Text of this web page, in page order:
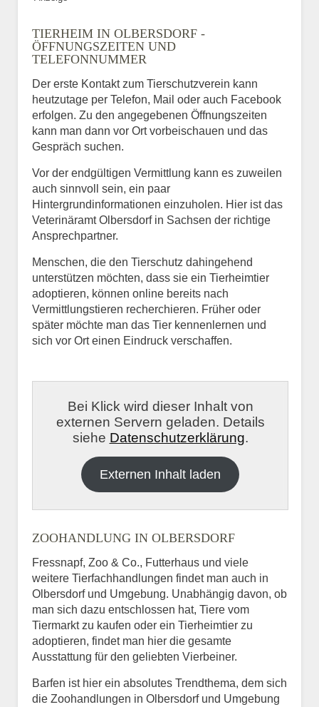
TIERHEIM IN OLBERSDORF -
ÖFFNUNGSZEITEN UND
TELEFONNUMMER
Der erste Kontakt zum Tierschutzverein kann
heutzutage per Telefon, Mail oder auch Facebook
erfolgen. Zu den angegebenen Öffnungszeiten
kann man dann vor Ort vorbeischauen und das
Gespräch suchen.
Vor der endgültigen Vermittlung kann es zuweilen
auch sinnvoll sein, ein paar
Hintergrundinformationen einzuholen. Hier ist das
Veterinäramt Olbersdorf in Sachsen der richtige
Ansprechpartner.
Menschen, die den Tierschutz dahingehend
unterstützen möchten, dass sie ein Tierheimtier
adoptieren, können online bereits nach
Vermittlungstieren recherchieren. Früher oder
später möchte man das Tier kennenlernen und
sich vor Ort einen Eindruck verschaffen.
Bei Klick wird dieser Inhalt von
externen Servern geladen. Details
siehe Datenschutzerklärung.
Externen Inhalt laden
ZOOHANDLUNG IN OLBERSDORF
Fressnapf, Zoo & Co., Futterhaus und viele
weitere Tierfachhandlungen findet man auch in
Olbersdorf und Umgebung. Unabhängig davon, ob
man sich dazu entschlossen hat, Tiere vom
Tiermarkt zu kaufen oder ein Tierheimtier zu
adoptieren, findet man hier die gesamte
Ausstattung für den geliebten Vierbeiner.
Barfen ist hier ein absolutes Trendthema, dem sich
die Zoohandlungen in Olbersdorf und Umgebung